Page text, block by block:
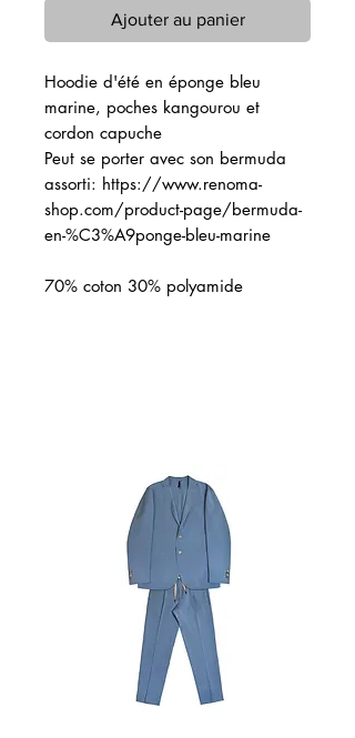
Ajouter au panier
Hoodie d'été en éponge bleu
marine, poches kangourou et
cordon capuche
Peut se porter avec son bermuda
assorti: https://www.renoma-
shop.com/product-page/bermuda-
en-%C3%A9ponge-bleu-marine
70% coton 30% polyamide